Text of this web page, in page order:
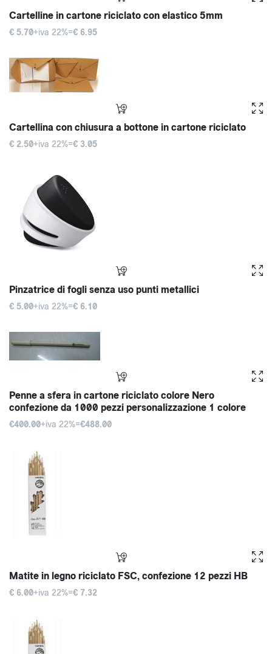
Cartelline in cartone riciclato con elastico 5mm
€ 5.70+iva 22%=€ 6.95
Cartellina con chiusura a bottone in cartone riciclato
€ 2.50+iva 22%=€ 3.05
Pinzatrice di fogli senza uso punti metallici
€ 5.00+iva 22%=€ 6.10
Penne a sfera in cartone riciclato colore Nero
confezione da 1000 pezzi personalizzazione 1 colore
€400.00+iva 22%=€488.00
Matite in legno riciclato FSC, confezione 12 pezzi HB
€ 6.00+iva 22%=€ 7.32